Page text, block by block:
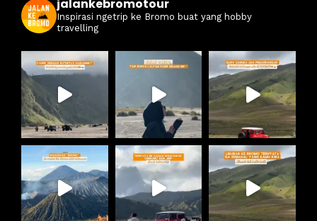
jalankebromotour
Inspirasi ngetrip ke Bromo buat yang hobby
travelling